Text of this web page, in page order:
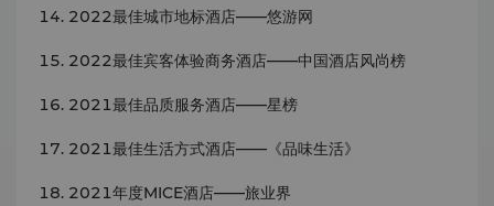
2022最佳城市地标酒店——悠游网
2022最佳宾客体验商务酒店——中国酒店风尚榜
2021最佳品质服务酒店——星榜
2021最佳生活方式酒店——《品味生活》
2021年度MICE酒店——旅业界